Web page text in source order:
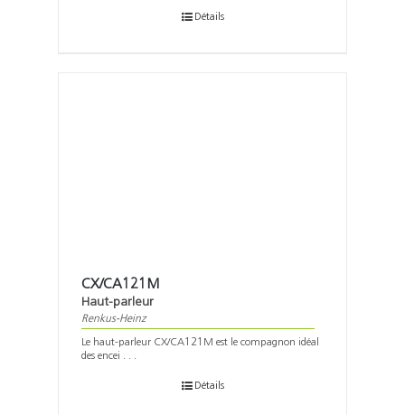
Détails
CX/CA121M
Haut-parleur
Renkus-Heinz
Le haut-parleur CX/CA121M est le compagnon idéal
des encei . . .
Détails